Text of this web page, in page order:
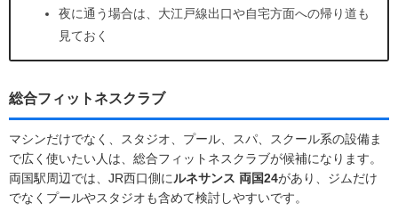
夜に通う場合は、大江戸線出口や自宅方面への帰り道も
見ておく
総合フィットネスクラブ
マシンだけでなく、スタジオ、プール、スパ、スクール系の設備ま
で広く使いたい人は、総合フィットネスクラブが候補になります。
両国駅周辺では、JR西口側にルネサンス 両国24があり、ジムだけ
でなくプールやスタジオも含めて検討しやすいです。